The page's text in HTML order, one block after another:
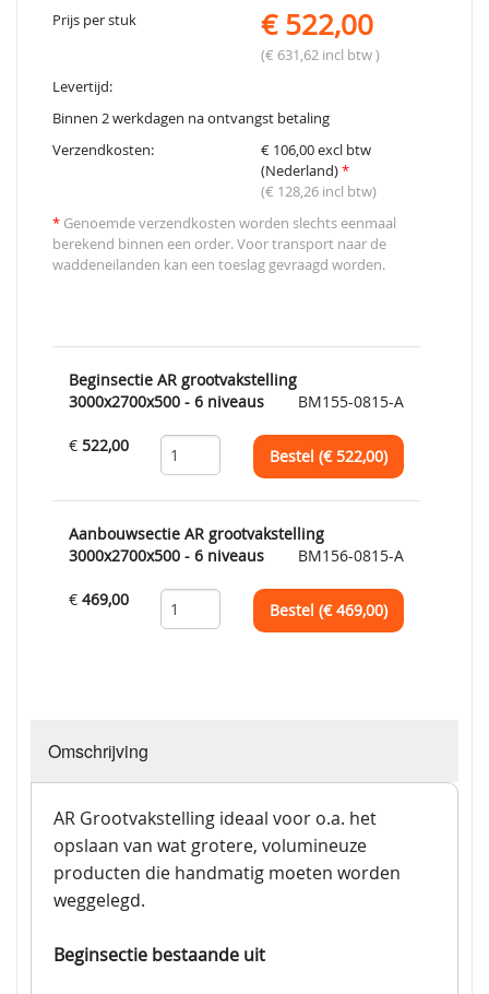
Prijs per stuk
€ 522,00
(€ 631,62 incl btw )
Levertijd:
Binnen 2 werkdagen na ontvangst betaling
Verzendkosten:
€ 106,00 excl btw
(Nederland)*
(€ 128,26 incl btw)
* Genoemde verzendkosten worden slechts eenmaal
berekend binnen een order. Voor transport naar de
waddeneilanden kan een toeslag gevraagd worden.
Beginsectie AR grootvakstelling
3000x2700x500 - 6 niveaus
BM155-0815-A
€ 522,00
Bestel (€ 522,00)
Aanbouwsectie AR grootvakstelling
3000x2700x500 - 6 niveaus
BM156-0815-A
€ 469,00
Bestel (€469,00)
Omschrijving
AR Grootvakstelling ideaal voor o.a. het
opslaan van wat grotere, volumineuze
producten die handmatig moeten worden
weggelegd.
Beginsectie bestaande uit